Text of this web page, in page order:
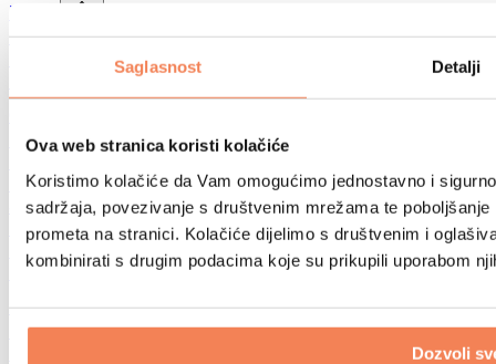
Saglasnost Detalji
Ova web stranica koristi kolačiće
Koristimo kolačiće da Vam omogućimo jednostavno i
sadržaja, povezivanje s društvenim mrežama te
prometa na stranici. Kolačiće dijelimo s društvenim i
kombinirati s drugim podacima koje su prikupili uporabom
Dozvoli
Torbe
Torbe za hranu
Sportske torbe
Trčanje
Biciklizam
Joga i pilates
Kupanje hladnom vodom
Plivanje
Planinarenje
Biohacking
Terapija crvenim svjetlom